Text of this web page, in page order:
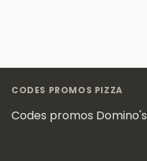
CODES PROMOS PIZZA
Codes promos Domino's